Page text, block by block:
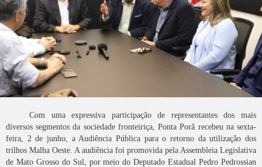
Com uma expressiva participação de representantes dos mais
diversos segmentos da sociedade fronteiriça, Ponta Porã recebeu na sexta-
feira, 2 de junho, a Audiência Pública para o retorno da utilização dos
trilhos Malha Oeste. A audiência foi promovida pela Assembleia Legislativa
de Mato Grosso do Sul, por meio do Deputado Estadual Pedro Pedrossian